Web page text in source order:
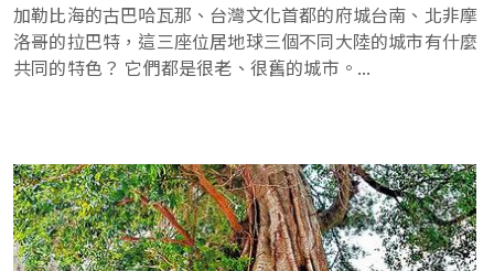
加勒比海的古巴哈瓦那、台灣文化首都的府城台南、北非摩
洛哥的拉巴特，這三座位居地球三個不同大陸的城市有什麼
共同的特色？ 它們都是很老、很舊的城市。...